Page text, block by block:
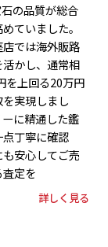
の品質が総合
ていました。
では海外販路
かし、通常相
を上回る20万円
実現しまし
に精通した鑑
丁寧に確認
安心してご売
定を
詳しく見る